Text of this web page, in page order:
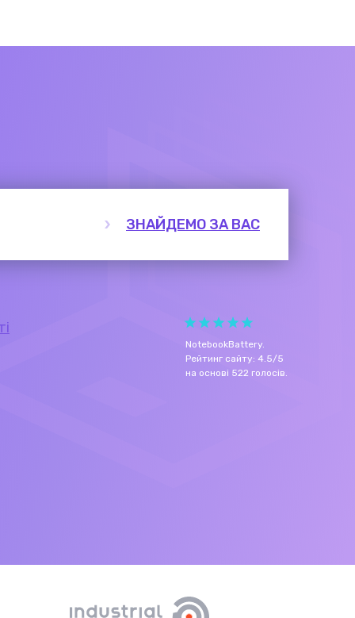
ЗНАЙДЕМО ЗА ВАС
NotebookBattery.
Рейтинг сайту: 4.5/5
на основі 522 голосів.